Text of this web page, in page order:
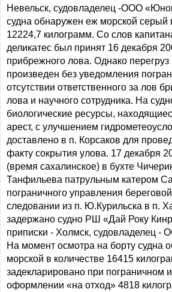
Невельск, судовладелец -ООО
судна обнаружен еж морской серый
12224,7 килограмм. Со слов
деликатес был принят 16 декабря
прибрежного лова. Однако перегруз
произведен без уведомления
отсутствии ответственного за лов
лова и научного сотрудника. На
биологические ресурсы,
арест, с улучшением
доставлено в п. Корсаков для
факту сокрытия улова. 17 декабря
(время сахалинское) в бухте
Танфильева патрульным катером
пограничного управления
следовании из п. Ю.Курильска в п.
задержано судно РШ «Дай Року
приписки - Холмск, судовладелец -
На момент осмотра на борту судна
морской в количестве 16415
задекларировано при пограничном
оформлении «на отход» 4818